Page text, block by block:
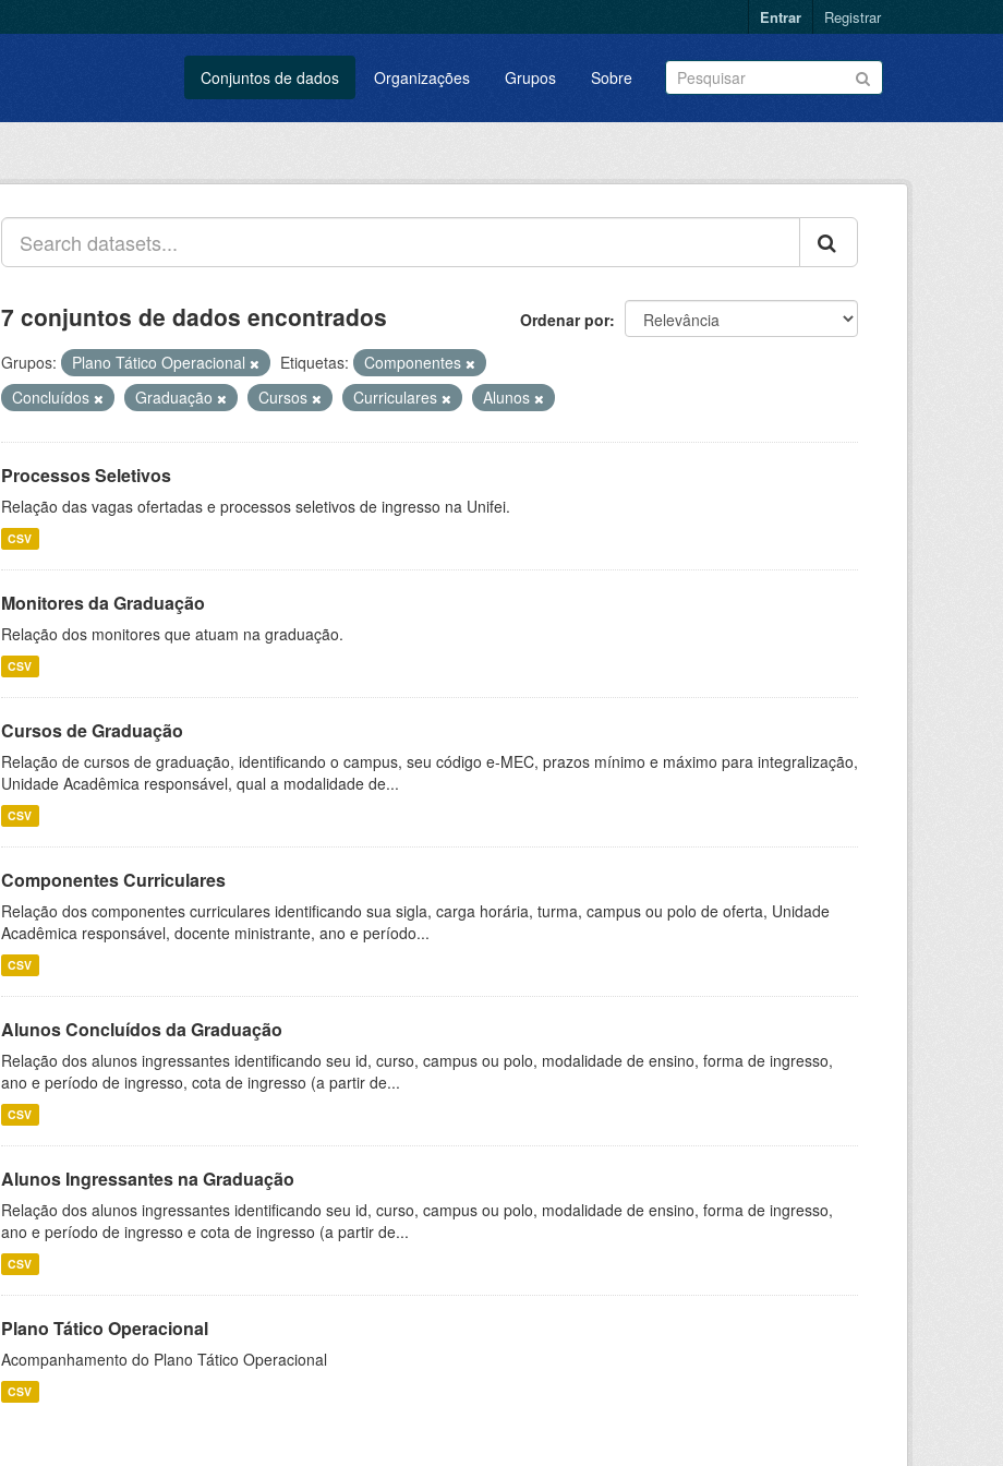
Entrar Registrar
Conjuntos de dados Organizações Grupos Sobre
Ordenar por
7 conjuntos de dados encontrados
Grupos: Plano Tático Operacional Etiquetas:
Componentes
Concluídos
Graduação Cursos Curriculares Alunos
Processos Seletivos
Relação das vagas ofertadas e processos seletivos de ingresso na Unifei.
CSV
Monitores da Graduação
Relação dos monitores que atuam na graduação.
CSV
Cursos de Graduação
Relação de cursos de graduação, identificando o campus, seu código e-MEC, prazos mínimo e máximo para integralização,
Unidade Acadêmica responsável, qual a modalidade de...
CSV
Componentes Curriculares
Relação dos componentes curriculares identificando sua sigla, carga horária, turma, campus ou polo de oferta, Unidade
Acadêmica responsável, docente ministrante, ano e período...
CSV
Alunos Concluídos da Graduação
Relação dos alunos ingressantes identificando seu id, curso, campus ou polo, modalidade de ensino, forma de ingresso,
ano e período de ingresso, cota de ingresso (a partir de...
CSV
Alunos Ingressantes na Graduação
Relação dos alunos ingressantes identificando seu id, curso, campus ou polo, modalidade de ensino, forma de ingresso,
ano e período de ingresso e cota de ingresso (a partir de...
CSV
Plano Tático Operacional
Acompanhamento do Plano Tático Operacional
CSV